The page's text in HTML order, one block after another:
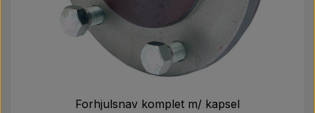
Forhjulsnav komplet m/ kapsel